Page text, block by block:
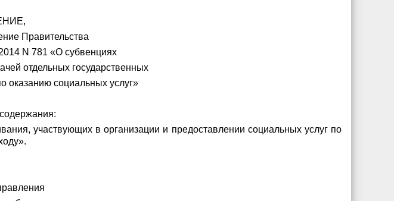
Правительства
N 781 «О субвенциях
отдельных государственных
оказанию социальных услуг»
участвующих в организации и предоставлении социальных услуг по